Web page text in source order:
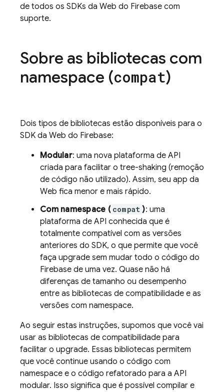
de todos os SDKs da Web do Firebase com
suporte.
Sobre as bibliotecas com
namespace (compat)
Dois tipos de bibliotecas estão disponíveis para o
SDK da Web do Firebase:
Modular: uma nova plataforma de API
criada para facilitar o tree-shaking (remoção
de código não utilizado). Assim, seu app da
Web fica menor e mais rápido.
Com namespace ( compat ): uma
plataforma de API conhecida que é
totalmente compatível com as versões
anteriores do SDK, o que permite que você
faça upgrade sem mudar todo o código do
Firebase de uma vez. Quase não há
diferenças de tamanho ou desempenho
entre as bibliotecas de compatibilidade e as
versões com namespace.
Ao seguir estas instruções, supomos que você vai
usar as bibliotecas de compatibilidade para
facilitar o upgrade. Essas bibliotecas permitem
que você continue usando o código com
namespace e o código refatorado para a API
modular. Isso significa que é possível compilar e